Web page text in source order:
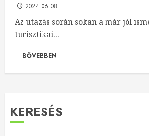
2024.06.08.
Az utazás során sokan a már jól
turisztikai...
BŐVEBBEN
KERESÉS